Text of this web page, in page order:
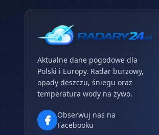
Aktualne dane pogodowe dla
Polski i Europy. Radar burzowy,
opady deszczu, śniegu oraz
temperatura wody na żywo.
Obserwuj nas na
Facebooku